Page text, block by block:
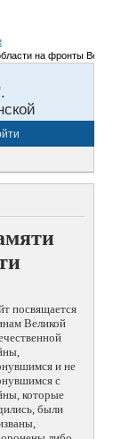
на фронты
посвящается
Великой
и не
с
которые
были